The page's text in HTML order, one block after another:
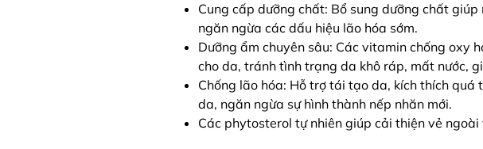
Cung cấp dưỡng chất: Bổ sung dưỡng chất
ngăn ngừa các dấu hiệu lão hóa sớm.
Dưỡng ẩm chuyên sâu: Các vitamin chống oxy
cho da, tránh tình trạng da khô ráp, mất nước,
Chống lão hóa: Hỗ trợ tái tạo da, kích thích quá
da, ngăn ngừa sự hình thành nếp nhăn mới.
Các phytosterol tự nhiên giúp cải thiện vẻ